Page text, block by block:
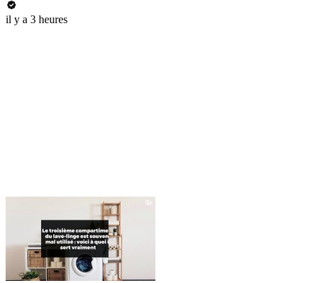
il y a 3 heures